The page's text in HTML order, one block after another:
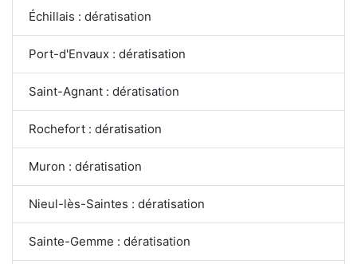
Échillais : dératisation
Port-d'Envaux : dératisation
Saint-Agnant : dératisation
Rochefort : dératisation
Muron : dératisation
Nieul-lès-Saintes : dératisation
Sainte-Gemme : dératisation